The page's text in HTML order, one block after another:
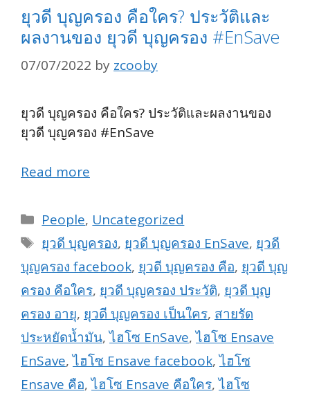
ยุวดี บุญครอง คือใคร? ประวัติและ
ผลงานของ ยุวดี บุญครอง #EnSave
07/07/2022 by zcooby
ยุวดี บุญครอง คือใคร? ประวัติและผลงานของ
ยุวดี บุญครอง #EnSave
Read more
Categories
People, Uncategorized
Tags
ยุวดี บุญครอง, ยุวดี บุญครอง EnSave, ยุวดี
บุญครอง facebook, ยุวดี บุญครอง คือ, ยุวดี บุญ
ครอง คือใคร, ยุวดี บุญครอง ประวัติ, ยุวดี บุญ
ครอง อายุ, ยุวดี บุญครอง เป็นใคร, สายรัด
ประหยัดน้ำมัน,ไฮโซ EnSave,ไฮโซ Ensave
EnSave,ไฮโซ Ensave facebook,ไฮโซ
Ensave คือ,ไฮโซ Ensave คือใคร,ไฮโซ